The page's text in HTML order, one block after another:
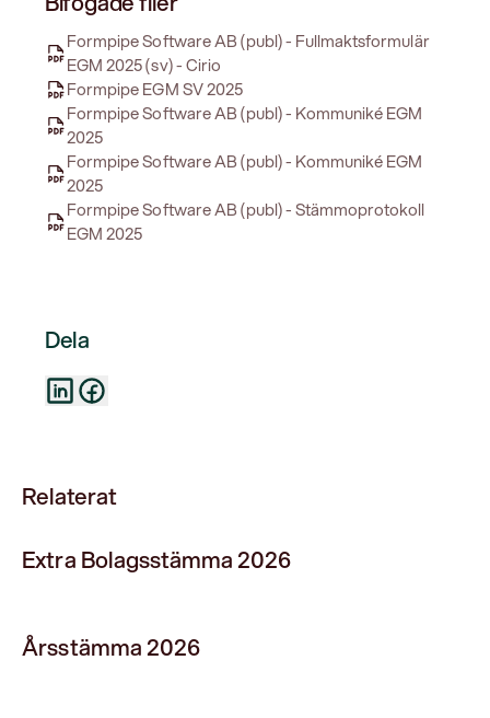
Formpipe Software AB (publ) - Fullmaktsformulär
EGM 2025 (sv) - Cirio
Formpipe EGM SV 2025
Formpipe Software AB (publ) - Kommuniké EGM
2025
Formpipe Software AB (publ) - Kommuniké EGM
2025
Formpipe Software AB (publ) - Stämmoprotokoll
EGM 2025
Dela
Relaterat
Extra Bolagsstämma 2026
Årsstämma 2026